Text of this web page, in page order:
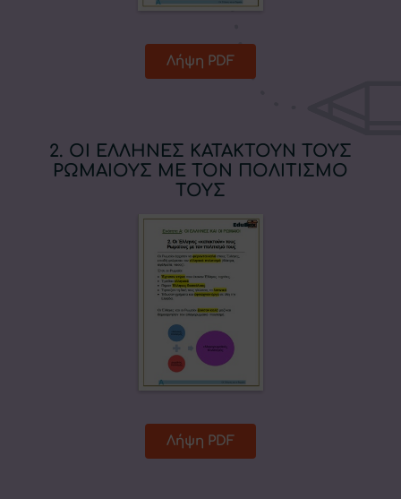
Λήψη PDF
2. ΟΙ ΕΛΛΗΝΕΣ ΚΑΤΑΚΤΟΥΝ ΤΟΥΣ
ΡΩΜΑΙΟΥΣ ΜΕ ΤΟΝ ΠΟΛΙΤΙΣΜΟ
ΤΟΥΣ
Λήψη PDF